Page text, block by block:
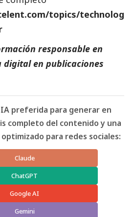
topics/technolog
responsable en
digital en publicaciones
preferida para generar en
completo del contenido y una
para redes sociales:
Claude
ChatGPT
Google AI
Gemini